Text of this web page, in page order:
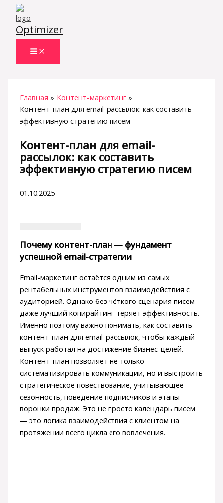
Перейти
содержимому
Optimizer
Главная
Контент-маркетинг
Контент-план для email-рассылок: как составить
эффективную стратегию писем
Контент-план для email-
рассылок: как составить
эффективную стратегию писем
01.10.2025
Почему контент-план — фундамент
успешной email-стратегии
Email-маркетинг остаётся одним из самых
рентабельных инструментов взаимодействия с
аудиторией. Однако без чёткого сценария писем
даже лучший копирайтинг теряет эффективность.
Именно поэтому важно понимать, как составить
контент-план для email-рассылок, чтобы каждый
выпуск работал на достижение бизнес-целей.
Контент-план позволяет не только
систематизировать коммуникации, но и выстроить
стратегическое повествование, учитывающее
сезонность, поведение подписчиков и этапы
воронки продаж. Это не просто календарь писем
— это логика взаимодействия с клиентом на
протяжении всего цикла его вовлечения.